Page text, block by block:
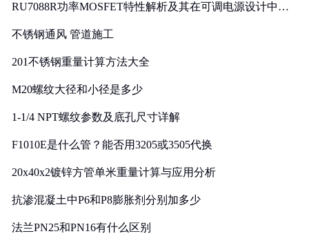
RU7088R功率MOSFET特性解析及其在可调电源设计中的
不锈钢通风 管道施工
201不锈钢重量计算方法大全
M20螺纹大径和小径是多少
1-1/4 NPT螺纹参数及底孔尺寸详解
F1010E是什么管？能否用3205或3505代换
20x40x2镀锌方管单米重量计算与应用分析
抗渗混凝土中P6和P8膨胀剂分别加多少
法兰PN25和PN16有什么区别